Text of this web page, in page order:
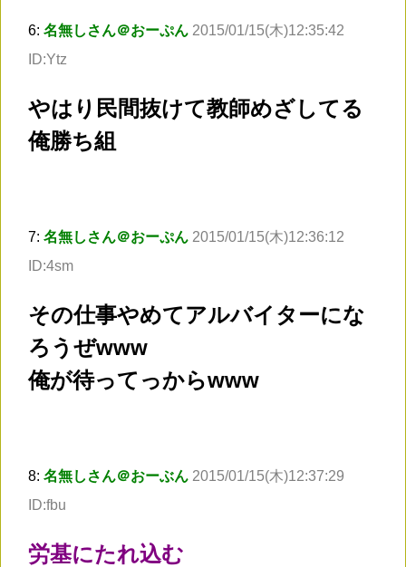
6: 名無しさん＠おーぷん 2015/01/15(木)12:35:42
ID:Ytz
やはり民間抜けて教師めざしてる
俺勝ち組
7: 名無しさん＠おーぷん 2015/01/15(木)12:36:12
ID:4sm
その仕事やめてアルバイターにな
ろうぜwww
俺が待ってっからwww
8: 名無しさん＠おーぶん 2015/01/15(木)12:37:29
ID:fbu
労基にたれ込む